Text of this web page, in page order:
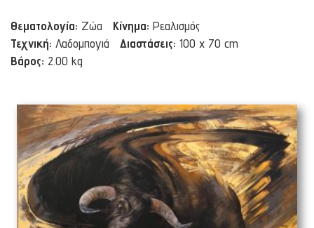
Θεματολογία: Ζώα Κίνημα: Ρεαλισμός
Τεχνική: Λαδομπογιά Διαστάσεις: 100 x 70 cm
Βάρος: 2.00 kg